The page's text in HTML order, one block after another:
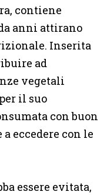
contiene
anni attirano
Inserita
ad
vegetali
il suo
con buon
eccedere con le
essere evitata,